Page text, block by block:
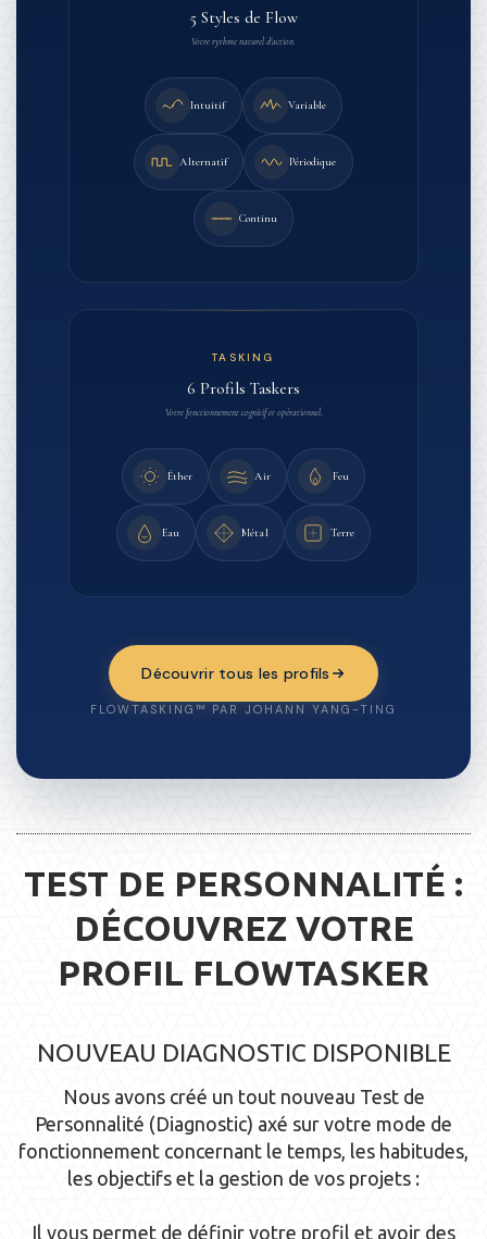
5 Styles de Flow
Votre rythme naturel d'action.
Intuitif Variable
Alternatif Périodique
Continu
TASKING
6 Profils Taskers
Votre fonctionnement cognitif et opérationnel.
Éther Air Feu
Eau Métal Terre
Découvrir tous les profils
FLOWTASKING™ PAR JOHANN YANG-TING
TEST DE PERSONNALITÉ :
DÉCOUVREZ VOTRE
PROFIL FLOWTASKER
NOUVEAU DIAGNOSTIC DISPONIBLE
Nous avons créé un tout nouveau Test de
Personnalité (Diagnostic) axé sur votre mode de
fonctionnement concernant le temps, les habitudes,
les objectifs et la gestion de vos projets :
Il vous permet de définir votre profil et avoir des